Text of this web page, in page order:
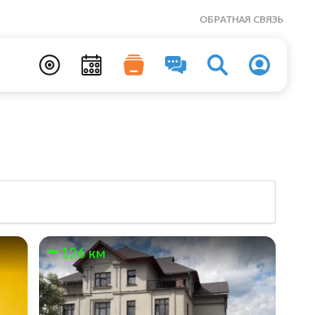
ОБРАТНАЯ СВЯЗЬ
126 км